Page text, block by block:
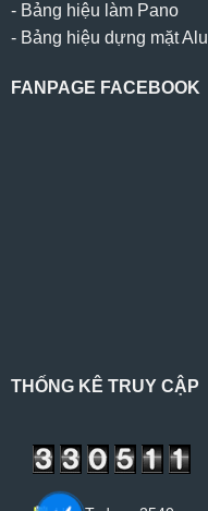
- Bảng hiệu làm Pano
- Bảng hiệu dựng mặt Alu
FANPAGE FACEBOOK
THỐNG KÊ TRUY CẬP